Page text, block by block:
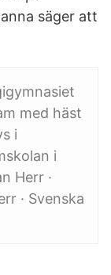
säger att
med häst
i
i
Herr ·
· Svenska